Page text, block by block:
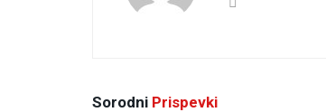
Sorodni Prispevki